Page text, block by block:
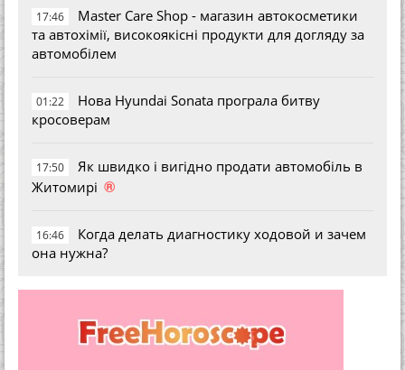
17:46
Master Care Shop - магазин автокосметики
та автохімії, високоякісні продукти для догляду за
автомобілем
01:22
Нова Hyundai Sonata програла битву
кросоверам
17:50
Як швидко і вигідно продати автомобіль в
Житомирі ®
16:46
Когда делать диагностику ходовой и зачем
она нужна?